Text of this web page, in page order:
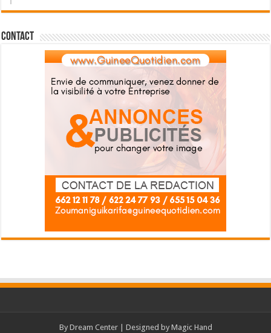
Contact
By Dream Center| Designed by Magic Hand